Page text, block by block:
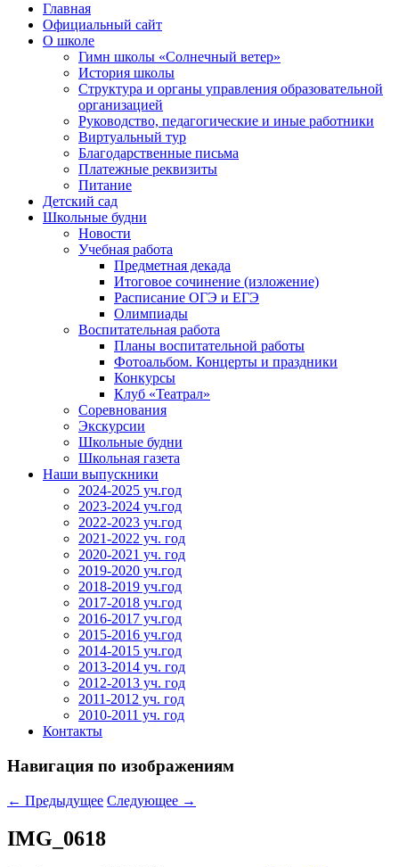
Главная
Официальный сайт
О школе
Гимн школы «Солнечный ветер»
История школы
Структура и органы управления образовательной
организацией
Руководство, педагогические и иные работники
Виртуальный тур
Благодарственные письма
Платежные реквизиты
Питание
Детский сад
Школьные будни
Новости
Учебная работа
Предметная декада
Итоговое сочинение (изложение)
Расписание ОГЭ и ЕГЭ
Олимпиады
Воспитательная работа
Планы воспитательной работы
Фотоальбом. Концерты и праздники
Конкурсы
Клуб «Театрал»
Соревнования
Экскурсии
Школьные будни
Школьная газета
Наши выпускники
2024-2025 уч.год
2023-2024 уч.год
2022-2023 уч.год
2021-2022 уч. год
2020-2021 уч. год
2019-2020 уч.год
2018-2019 уч.год
2017-2018 уч.год
2016-2017 уч.год
2015-2016 уч.год
2014-2015 уч.год
2013-2014 уч. год
2012-2013 уч. год
2011-2012 уч. год
2010-2011 уч. год
Контакты
Навигация по изображениям
← Предыдущее Следующее →
IMG_0618